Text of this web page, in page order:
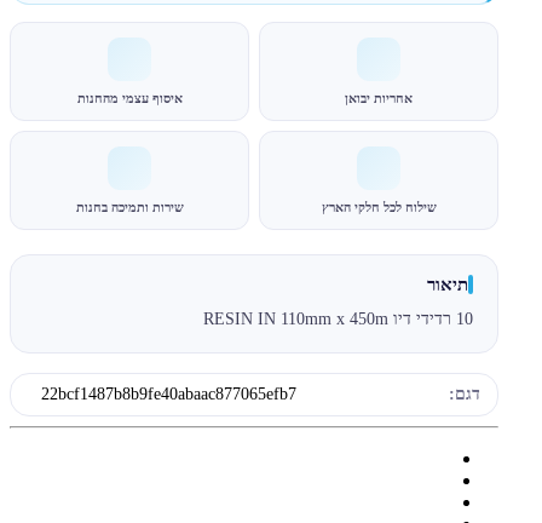
אחריות יבואן איסוף עצמי מהחנות
שילוח לכל חלקי הארץ שירות ותמיכה בחנות
תיאור
10 רדידי דיו RESIN IN 110mm x 450m
דגם: 22bcf1487b8b9fe40abaac877065efb7